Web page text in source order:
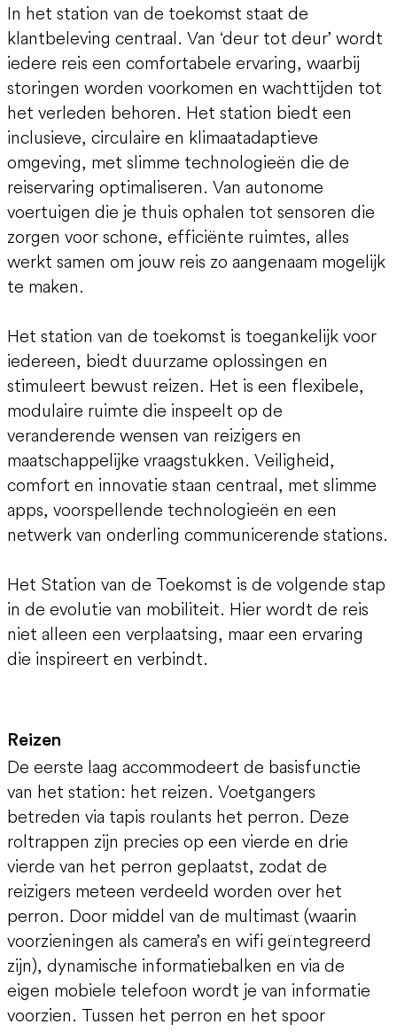
In het station van de toekomst staat de
klantbeleving centraal. Van ‘deur tot deur’ wordt
iedere reis een comfortabele ervaring, waarbij
storingen worden voorkomen en wachttijden tot
het verleden behoren. Het station biedt een
inclusieve, circulaire en klimaatadaptieve
omgeving, met slimme technologieën die de
reiservaring optimaliseren. Van autonome
voertuigen die je thuis ophalen tot sensoren die
zorgen voor schone, efficiënte ruimtes, alles
werkt samen om jouw reis zo aangenaam mogelijk
te maken.
Het station van de toekomst is toegankelijk voor
iedereen, biedt duurzame oplossingen en
stimuleert bewust reizen. Het is een flexibele,
modulaire ruimte die inspeelt op de
veranderende wensen van reizigers en
maatschappelijke vraagstukken. Veiligheid,
comfort en innovatie staan centraal, met slimme
apps, voorspellende technologieën en een
netwerk van onderling communicerende stations.
Het Station van de Toekomst is de volgende stap
in de evolutie van mobiliteit. Hier wordt de reis
niet alleen een verplaatsing, maar een ervaring
die inspireert en verbindt.
Reizen
De eerste laag accommodeert de basisfunctie
van het station: het reizen. Voetgangers
betreden via tapis roulants het perron. Deze
roltrappen zijn precies op een vierde en drie
vierde van het perron geplaatst, zodat de
reizigers meteen verdeeld worden over het
perron. Door middel van de multimast (waarin
voorzieningen als camera’s en wifi geïntegreerd
zijn), dynamische informatiebalken en via de
eigen mobiele telefoon wordt je van informatie
voorzien. Tussen het perron en het spoor